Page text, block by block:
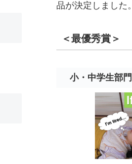
品が決定しました。
＜最優秀賞＞
小・中学生部門